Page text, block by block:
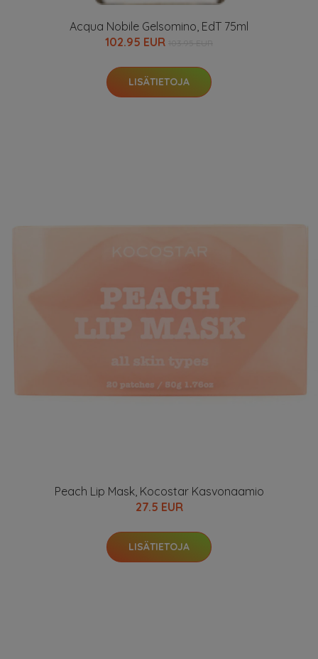
Acqua Nobile Gelsomino, EdT 75ml
102.95 EUR
LISÄTIETOJA
Peach Lip Mask, Kocostar Kasvonaamio
27.5 EUR
LISÄTIETOJA